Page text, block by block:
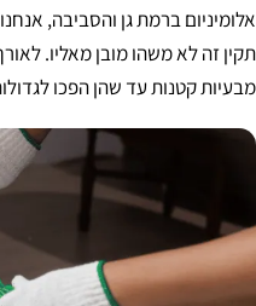
אלומיניום ברמת גן והסביבה,
תקין זה לא משהו מובן מאליו.
מבעיות קטנות עד שהן הפכו